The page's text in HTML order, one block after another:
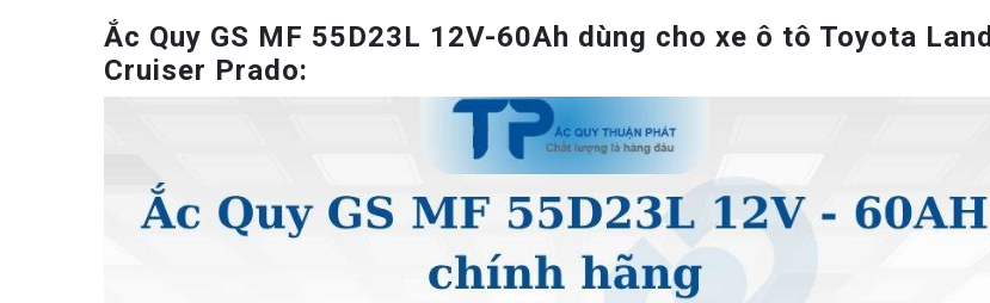
Ắc Quy GS MF 55D23L 12V-60Ah dùng cho xe ô tô Toyota Land
Cruiser Prado: